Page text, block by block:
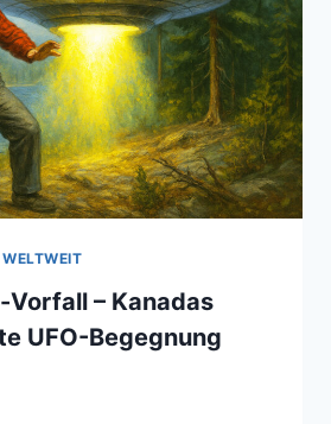
Vorfall – Kanadas
UFO-Begegnung